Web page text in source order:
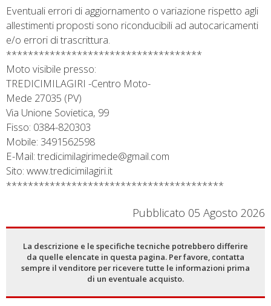
Eventuali errori di aggiornamento o variazione rispetto agli
allestimenti proposti sono riconducibili ad autocaricamenti
e/o errori di trascrittura.
************************************
Moto visibile presso:
TREDICIMILAGIRI -Centro Moto-
Mede 27035 (PV)
Via Unione Sovietica, 99
Fisso: 0384-820303
Mobile: 3491562598
E-Mail: tredicimilagirimede@gmail.com
Sito: www.tredicimilagiri.it
****************************************
Pubblicato 05 Agosto 2026
La descrizione e le specifiche tecniche potrebbero differire
da quelle elencate in questa pagina. Per favore, contatta
sempre il venditore per ricevere tutte le informazioni prima
di un eventuale acquisto.